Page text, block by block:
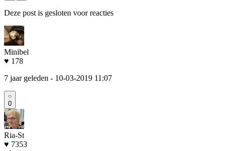
Deze post is gesloten voor reacties
Minibel
♥ 178
7 jaar geleden - 10-03-2019 11:07
0
Ria-St
♥ 7353